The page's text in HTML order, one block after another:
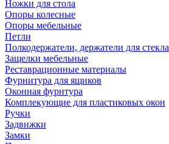
Ножки для стола
Опоры колесные
Опоры мебельные
Петли
Полкодержатели, держатели для стекла
Защелки мебельные
Реставрационные материалы
Фурнитура для ящиков
Оконная фурнтура
Комплекующие для пластиковых окон
Ручки
Задвижки
Замки